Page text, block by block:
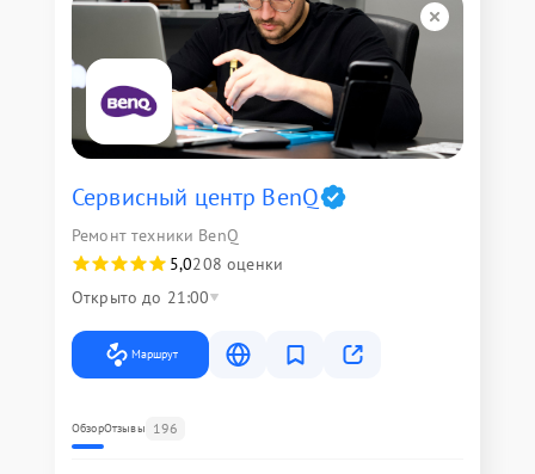
Сервисный центр BenQ
Ремонт техники BenQ
5,0208 оценки
Открыто до 21:00
Маршрут
ОбзорОтзывы 196